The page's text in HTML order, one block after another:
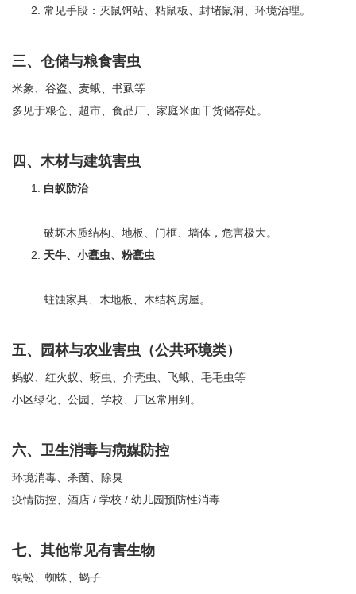
常见手段：灭鼠饵站、粘鼠板、封堵鼠洞、环境治理。
三、仓储与粮食害虫
米象、谷盗、麦蛾、书虱等
多见于粮仓、超市、食品厂、家庭米面干货储存处。
四、木材与建筑害虫
白蚁防治
破坏木质结构、地板、门框、墙体，危害极大。
天牛、小蠹虫、粉蠹虫
蛀蚀家具、木地板、木结构房屋。
五、园林与农业害虫（公共环境类）
蚂蚁、红火蚁、蚜虫、介壳虫、飞蛾、毛毛虫等
小区绿化、公园、学校、厂区常用到。
六、卫生消毒与病媒防控
环境消毒、杀菌、除臭
疫情防控、酒店 / 学校 / 幼儿园预防性消毒
七、其他常见有害生物
蜈蚣、蜘蛛、蝎子